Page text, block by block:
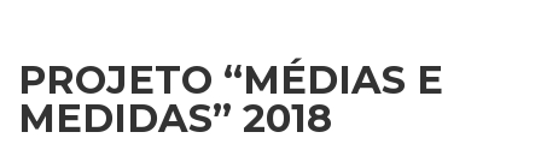
PROJETO “MÉDIAS E
MEDIDAS” 2018